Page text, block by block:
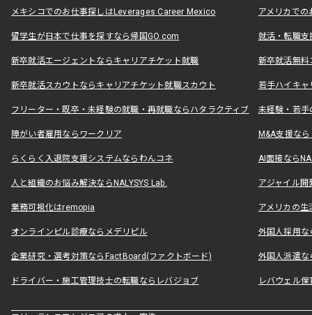
メキシコでのお仕事探しはLeverages Career Mexico アメリカで
留学生が日本で仕事を探すなら帰国GO.com 就活・転職
新卒就活エージェントならキャリアチケット就職 新卒就活無料
新卒就活スカウトならキャリアチケット就職スカウト 若手ハイキ
フリーター・既卒・未経験の就職・再就職ならハタラクティブ 未経験・若手
障がい者雇用ならワークリア M&A支援な
らくらく入退院支援システムならわんコネ AI面接なら
人と組織のお悩み解決ならNALYSYS Lab. アジャイル
業務可視化はremopia アメリカの
オンラインピル診療ならメデリピル 外国人採用
企業研究・選考対策ならFactBoard(ファクトボード) 外国人派遣な
ドライバー・施工管理技士の転職ならレバジョブ レバウェル